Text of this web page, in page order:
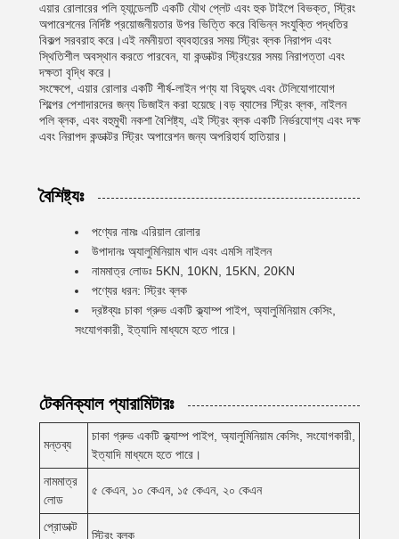
এয়ার রোলারের পলি হ্যান্ডেলটি একটি যৌথ প্লেট এবং হুক টাইপে বিভক্ত, স্ট্রিং
অপারেশনের নির্দিষ্ট প্রয়োজনীয়তার উপর ভিত্তি করে বিভিন্ন সংযুক্তি পদ্ধতির
বিকল্প সরবরাহ করে।এই নমনীয়তা ব্যবহারের সময় স্ট্রিং ব্লক নিরাপদ এবং
স্থিতিশীল অবস্থান করতে পারবেন, যা কন্ডাক্টর স্ট্রিংয়ের সময় নিরাপত্তা এবং
দক্ষতা বৃদ্ধি করে।
সংক্ষেপে, এয়ার রোলার একটি শীর্ষ-লাইন পণ্য যা বিদ্যুৎ এবং টেলিযোগাযোগ
শিল্পের পেশাদারদের জন্য ডিজাইন করা হয়েছে।বড় ব্যাসের স্ট্রিং ব্লক, নাইলন
পলি ব্লক, এবং বহুমুখী নকশা বৈশিষ্ট্য, এই স্ট্রিং ব্লক একটি নির্ভরযোগ্য এবং দক্ষ
এবং নিরাপদ কন্ডাক্টর স্ট্রিং অপারেশন জন্য অপরিহার্য হাতিয়ার।
বৈশিষ্ট্যঃ
পণ্যের নামঃ এরিয়াল রোলার
উপাদানঃ অ্যালুমিনিয়াম খাদ এবং এমসি নাইলন
নামমাত্র লোডঃ 5KN, 10KN, 15KN, 20KN
পণ্যের ধরন: স্ট্রিং ব্লক
দ্রষ্টব্যঃ চাকা গ্রুভ একটি ক্ল্যাম্প পাইপ, অ্যালুমিনিয়াম কেসিং,
সংযোগকারী, ইত্যাদি মাধ্যমে হতে পারে।
টেকনিক্যাল প্যারামিটারঃ
মন্তব্য
চাকা গ্রুভ একটি ক্ল্যাম্প পাইপ, অ্যালুমিনিয়াম কেসিং, সংযোগকারী,
ইত্যাদি মাধ্যমে হতে পারে।
নামমাত্র
লোড
৫ কেএন, ১০ কেএন, ১৫ কেএন, ২০ কেএন
প্রোডাক্ট
স্ট্রিং ব্লক